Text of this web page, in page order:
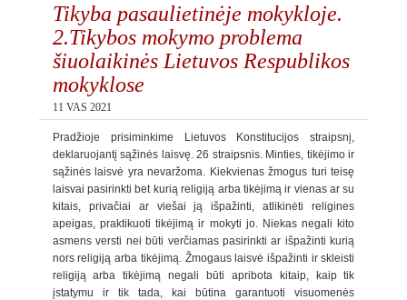
Tikyba pasaulietinėje mokykloje.
2.Tikybos mokymo problema
šiuolaikinės Lietuvos Respublikos
mokyklose
11 VAS 2021
Pradžioje prisiminkime Lietuvos Konstitucijos straipsnį,
deklaruojantį sąžinės laisvę. 26 straipsnis. Minties, tikėjimo ir
sąžinės laisvė yra nevaržoma. Kiekvienas žmogus turi teisę
laisvai pasirinkti bet kurią religiją arba tikėjimą ir vienas ar su
kitais, privačiai ar viešai ją išpažinti, atlikinėti religines
apeigas, praktikuoti tikėjimą ir mokyti jo. Niekas negali kito
asmens versti nei būti verčiamas pasirinkti ar išpažinti kurią
nors religiją arba tikėjimą. Žmogaus laisvė išpažinti ir skleisti
religiją arba tikėjimą negali būti apribota kitaip, kaip tik
įstatymu ir tik tada, kai būtina garantuoti visuomenės